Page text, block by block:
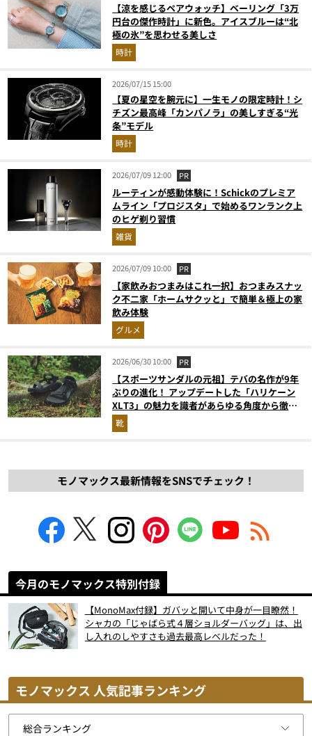
【涼を感じるペアウォッチ】ベーリング「3万
円台の傑作時計」に新色。アイスブルーは“北
極の氷”を思わせる美しさ
時計
2026/07/15 15:00
【夏の星空を腕元に】一生モノの限定時計！シ
チズン最高峰「カンパノラ」の美しすぎる“光
条”モデル
時計
2026/07/09 12:00 PR
ルーティンが感動体験に！Schickのプレミア
ムライン「プロジスタ」で始めるワンランク上
のヒゲ剃り習慣
雑貨
2026/07/09 10:00 PR
【家飲みおつまみはこれ一択】おつまみスナッ
ク不二家「ホームサクッと」で簡単＆極上の家
飲み体験
グルメ
2026/06/30 10:00 PR
【スポーツサンダルの元祖】テバの名作が9年
ぶりの進化！ アップデートした「ハリケーン
XLT3」の魅力を識者があらゆる角度から徹底
解説！
靴
モノマックス最新情報をSNSでチェック！
今月のモノマックス特別付録
【MonoMax付録】ガバッと開いて中身が一目瞭然！
シャカの「じゃばら式４層ショルダーバッグ」は、出
し入れのしやすさも過去最高レベルだった！
モノマックス 人気記事ランキング